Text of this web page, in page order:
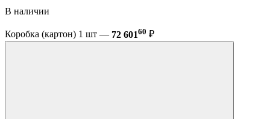
В наличии
Коробка (картон) 1 шт — 72 60160 ₽